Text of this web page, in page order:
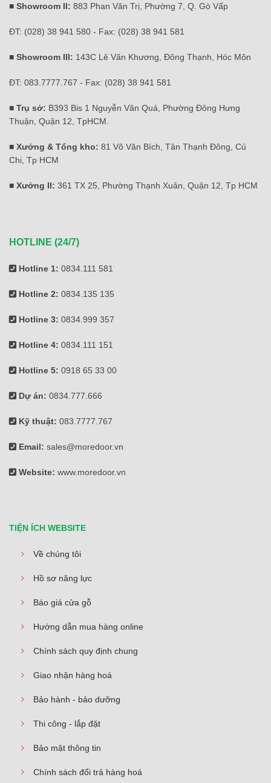
■ Showroom II: 883 Phan Văn Trị, Phường 7, Q. Gò Vấp
ĐT: (028) 38 941 580 - Fax: (028) 38 941 581
■ Showroom III: 143C Lê Văn Khương, Đông Thạnh, Hóc Môn
ĐT: 083.7777.767 - Fax: (028) 38 941 581
■ Trụ sở: B393 Bis 1 Nguyễn Văn Quá, Phường Đông Hưng
Thuận, Quận 12, TpHCM.
■ Xưởng & Tổng kho: 81 Võ Văn Bích, Tân Thạnh Đông, Củ
Chi, Tp HCM
■ Xưởng II: 361 TX 25, Phường Thạnh Xuân, Quận 12, Tp HCM
HOTLINE (24/7)
Hotline 1: 0834.111 581
Hotline 2: 0834.135 135
Hotline 3: 0834.999 357
Hotline 4: 0834.111 151
Hotline 5: 0918 65 33 00
Dự án: 0834.777.666
Kỹ thuật: 083.7777.767
Email: sales@moredoor.vn
Website: www.moredoor.vn
TIỆN ÍCH WEBSITE
Về chúng tôi
Hồ sơ năng lực
Báo giá cửa gỗ
Hướng dẫn mua hàng online
Chính sách quy định chung
Giao nhận hàng hoá
Bảo hành - bảo dưỡng
Thi công - lắp đặt
Bảo mật thông tin
Chính sách đổi trả hàng hoá